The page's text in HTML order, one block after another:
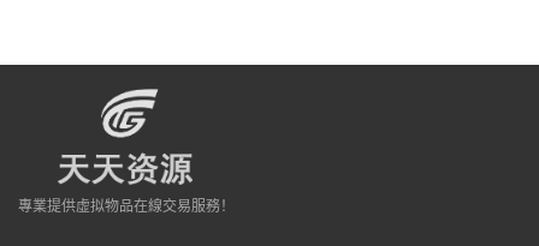
專業提供虛拟物品在線交易服務！